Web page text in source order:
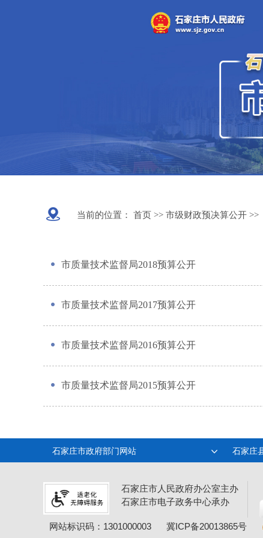
当前的位置： 首页 >> 市级财政预决算公开 >>
市质量技术监督局2018预算公开
市质量技术监督局2017预算公开
市质量技术监督局2016预算公开
市质量技术监督局2015预算公开